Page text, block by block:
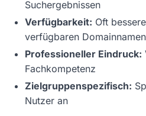
Suchergebnissen
Verfügbarkeit: Oft
verfügbaren
Professioneller Eindruck:
Fachkompetenz
Zielgruppenspezifisch:
Nutzer an